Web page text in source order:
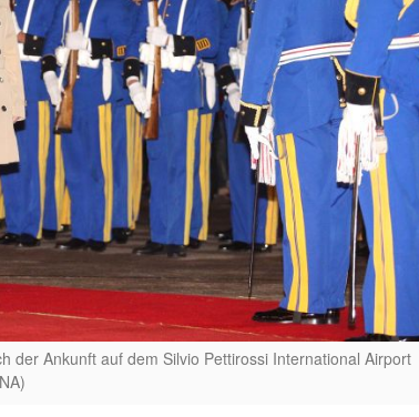
der Ankunft auf dem Silvio Pettirossi International Airport